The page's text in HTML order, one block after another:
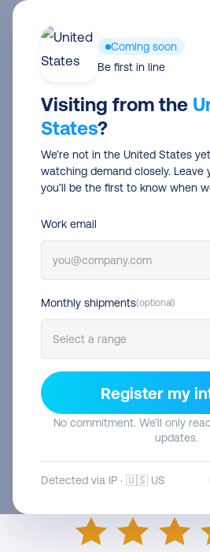
Skip
Connectez
Lettre Suivie et
plus facilement
Lettre Suivie et commencez à
efficacement.
Connectez PrestaShop
Coming soon
Be first in line
Visiting from the
States?
We’re not in the United States
watching demand closely. Leave
you’ll be the first to know when
Work email
Monthly shipments(optional)
Register my
No commitment. We’ll only
updates.
Detected via IP · 🇺🇸 US